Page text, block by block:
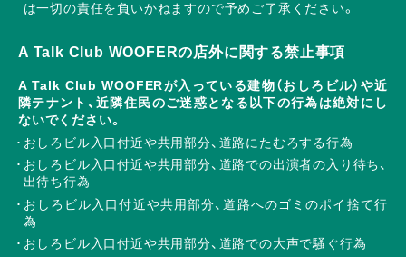
は一切の責任を負いかねますので予めご了承ください。
A Talk Club WOOFERの店外に関する禁止事項
A Talk Club WOOFERが入っている建物（おしろビル）や近
隣テナント、近隣住民のご迷惑となる以下の行為は絶対にし
ないでください。
おしろビル入口付近や共用部分、道路にたむろする行為
おしろビル入口付近や共用部分、道路での出演者の入り待ち、
出待ち行為
おしろビル入口付近や共用部分、道路へのゴミのポイ捨て行
為
おしろビル入口付近や共用部分、道路での大声で騒ぐ行為